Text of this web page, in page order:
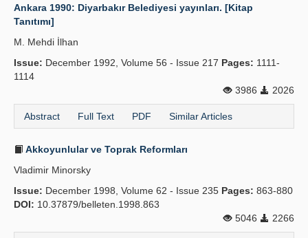
Ankara 1990: Diyarbakır Belediyesi yayınları. [Kitap
Tanıtımı]
M. Mehdi İlhan
Issue: December 1992, Volume 56 - Issue 217 Pages: 1111-
1114
3986
2026
Abstract Full Text PDF Similar Articles
Akkoyunlular ve Toprak Reformları
Vladimir Minorsky
Issue: December 1998, Volume 62 - Issue 235 Pages: 863-880
DOI: 10.37879/belleten.1998.863
5046
2266